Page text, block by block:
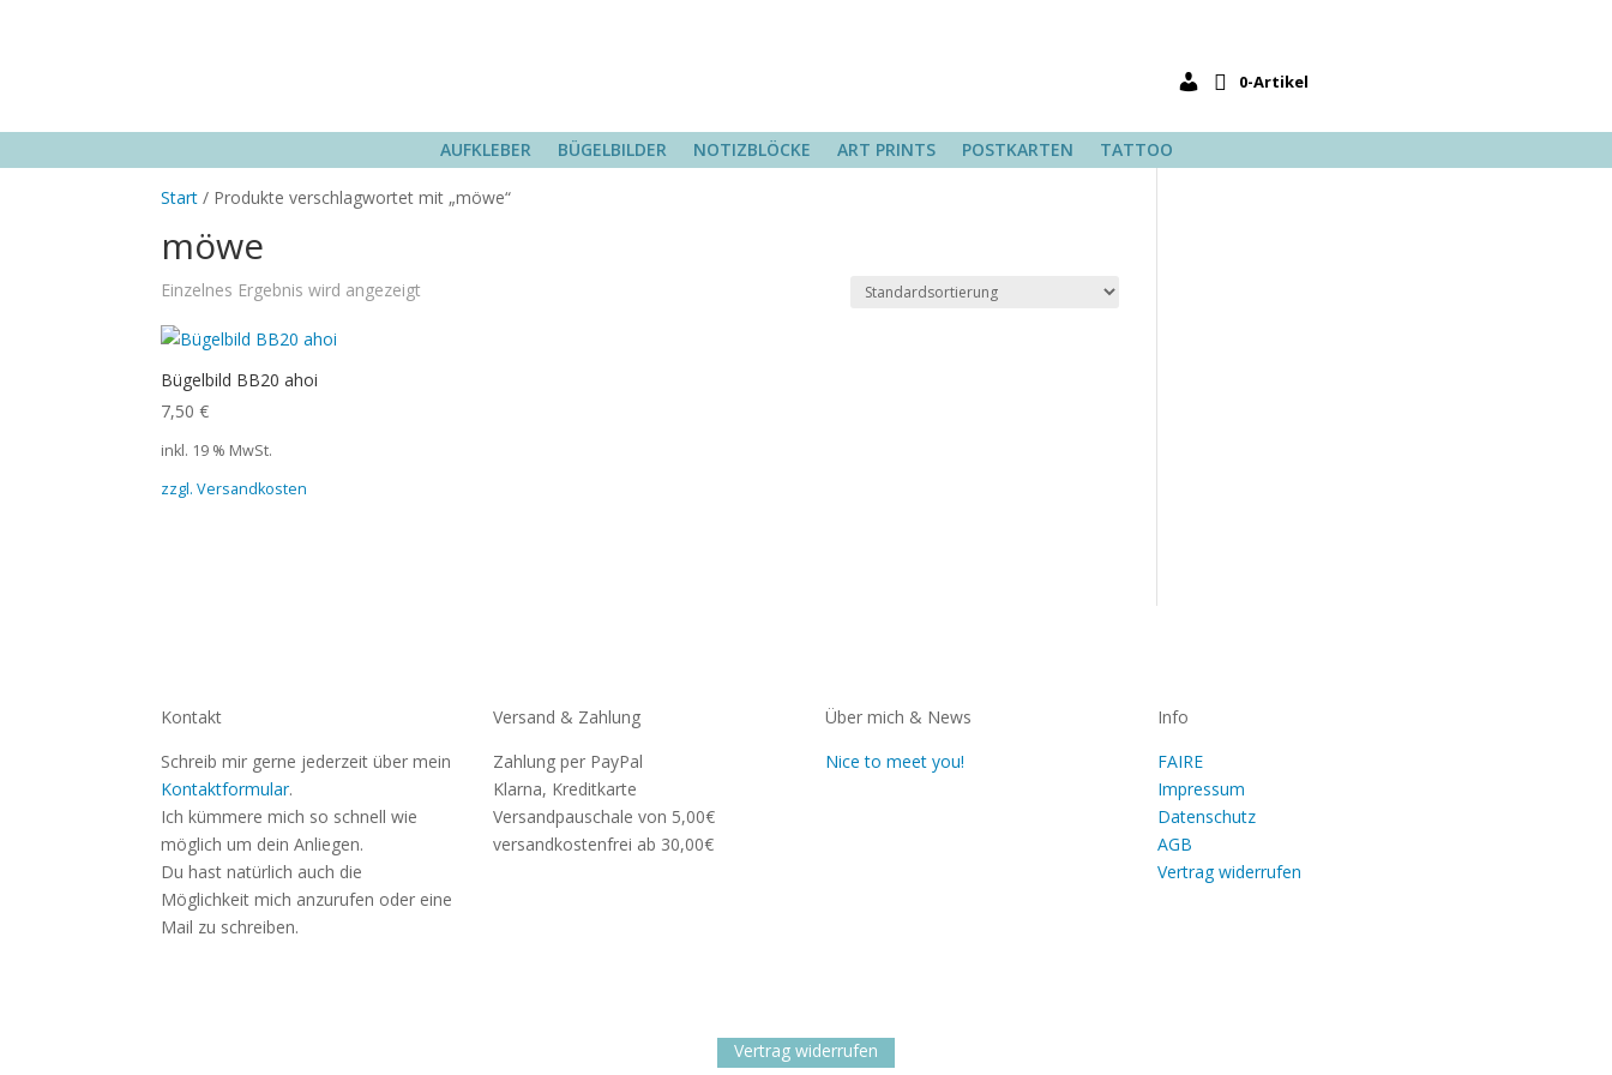
0-Artikel
AUFKLEBER BÜGELBILDER NOTIZBLÖCKE ART PRINTS POSTKARTEN TATTOO
Start / Produkte verschlagwortet mit „möwe“
möwe
Einzelnes Ergebnis wird angezeigt
Bügelbild BB20 ahoi
7,50€
inkl. 19 % MwSt.
zzgl. Versandkosten
Kontakt
Schreib mir gerne jederzeit über mein
Kontaktformular.
Ich kümmere mich so schnell wie
möglich um dein Anliegen.
Du hast natürlich auch die
Möglichkeit mich anzurufen oder eine
Mail zu schreiben.
Versand & Zahlung
Zahlung per PayPal
Klarna, Kreditkarte
Versandpauschale von 5,00€
versandkostenfrei ab 30,00€
Über mich & News
Nice to meet you!
Info
FAIRE
Impressum
Datenschutz
AGB
Vertrag widerrufen
Vertrag widerrufen